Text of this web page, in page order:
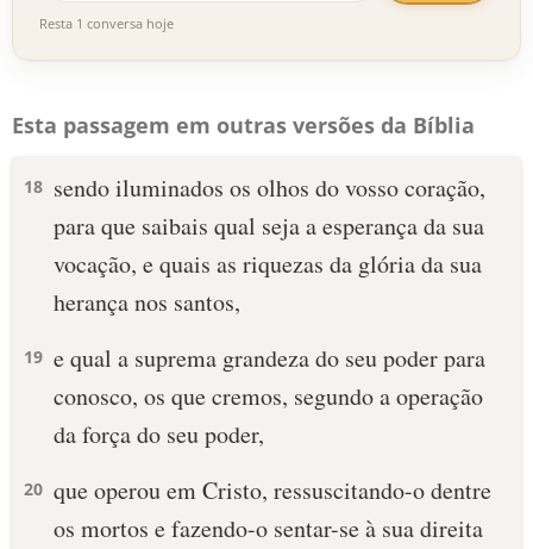
Resta 1 conversa hoje
Esta passagem em outras versões da Bíblia
18 sendo iluminados os olhos do vosso coração,
para que saibais qual seja a esperança da sua
vocação, e quais as riquezas da glória da sua
herança nos santos,
19 e qual a suprema grandeza do seu poder para
conosco, os que cremos, segundo a operação
da força do seu poder,
20 que operou em Cristo, ressuscitando-o dentre
os mortos e fazendo-o sentar-se à sua direita